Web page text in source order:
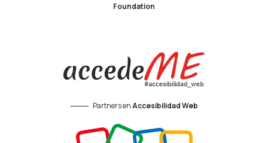
Foundation
Partners enAccesibilidad Web